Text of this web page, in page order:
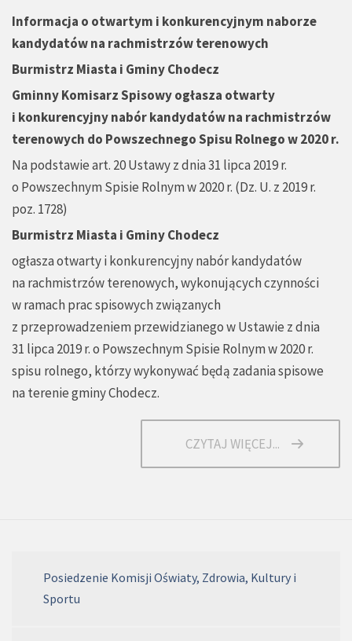
Informacja o otwartym i konkurencyjnym naborze
kandydatów na rachmistrzów terenowych
Burmistrz Miasta i Gminy Chodecz
Gminny Komisarz Spisowyogłasza otwarty
i konkurencyjny nabór kandydatów na rachmistrzów
terenowych do Powszechnego Spisu Rolnego w 2020 r.
Na podstawie art. 20 Ustawy z dnia 31 lipca 2019 r.
o Powszechnym Spisie Rolnym w 2020 r. (Dz. U. z 2019 r.
poz. 1728)
Burmistrz Miasta i Gminy Chodecz
ogłasza otwarty i konkurencyjny nabór kandydatów
na rachmistrzów terenowych, wykonujących czynności
w ramach prac spisowych związanych
z przeprowadzeniem przewidzianego w Ustawie z dnia
31 lipca 2019 r. o Powszechnym Spisie Rolnym w 2020 r.
spisu rolnego, którzy wykonywać będą zadania spisowe
na terenie gminy Chodecz.
CZYTAJ WIĘCEJ...
Posiedzenie Komisji Oświaty, Zdrowia, Kultury i
Sportu